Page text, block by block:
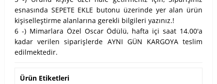
esnasında SEPETE EKLE butonu üzerinde yer alan ürün
kişiselleştirme alanlarına gerekli bilgileri yazınız.!
6 -) Mimarlara Özel Oscar Ödülü, hafta içi saat 14.00'a
kadar verilen siparişlerde AYNI GÜN KARGOYA teslim
edilmektedir.
Ürün Etiketleri